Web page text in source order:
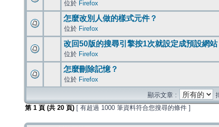
位於 Firefox
怎麼改別人做的樣式元件？
位於 Firefox
改回50版的搜尋引擎按1次就設定成預設網站
位於 Firefox
怎麼刪除記憶？
位於 Firefox
顯示文章 :
第 1 頁 (共 20 頁) [ 有超過 1000 筆資料符合您搜尋的條件 ]